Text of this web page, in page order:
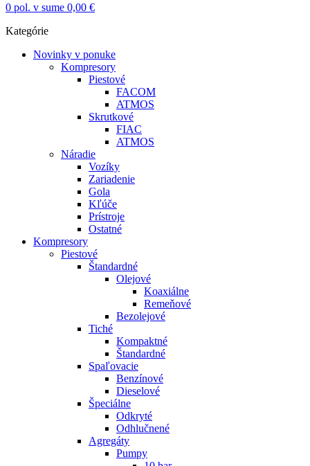
0 pol. v sume 0,00 €
Kategórie
Novinky v ponuke
Kompresory
Piestové
FACOM
ATMOS
Skrutkové
FIAC
ATMOS
Náradie
Vozíky
Zariadenie
Gola
Kľúče
Prístroje
Ostatné
Kompresory
Piestové
Štandardné
Olejové
Koaxiálne
Remeňové
Bezolejové
Tiché
Kompaktné
Štandardné
Spaľovacie
Benzínové
Dieselové
Špeciálne
Odkryté
Odhlučnené
Agregáty
Pumpy